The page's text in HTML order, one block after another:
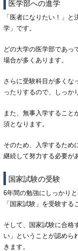
医学部への進学
「医者になりたい！」
学」です。
どの大学の医学部であっ
場合が多くあります。
さらに受験科目が多くな
ったりするので、しっか
また、無事入学すること
須となります。
そのため、入学するため
継続して努力する必要が
国家試験の受験
6年間の勉強にしっかり
「国家試験」を受験する
そして、国家試験に合格
い」ということが認めら
きます。